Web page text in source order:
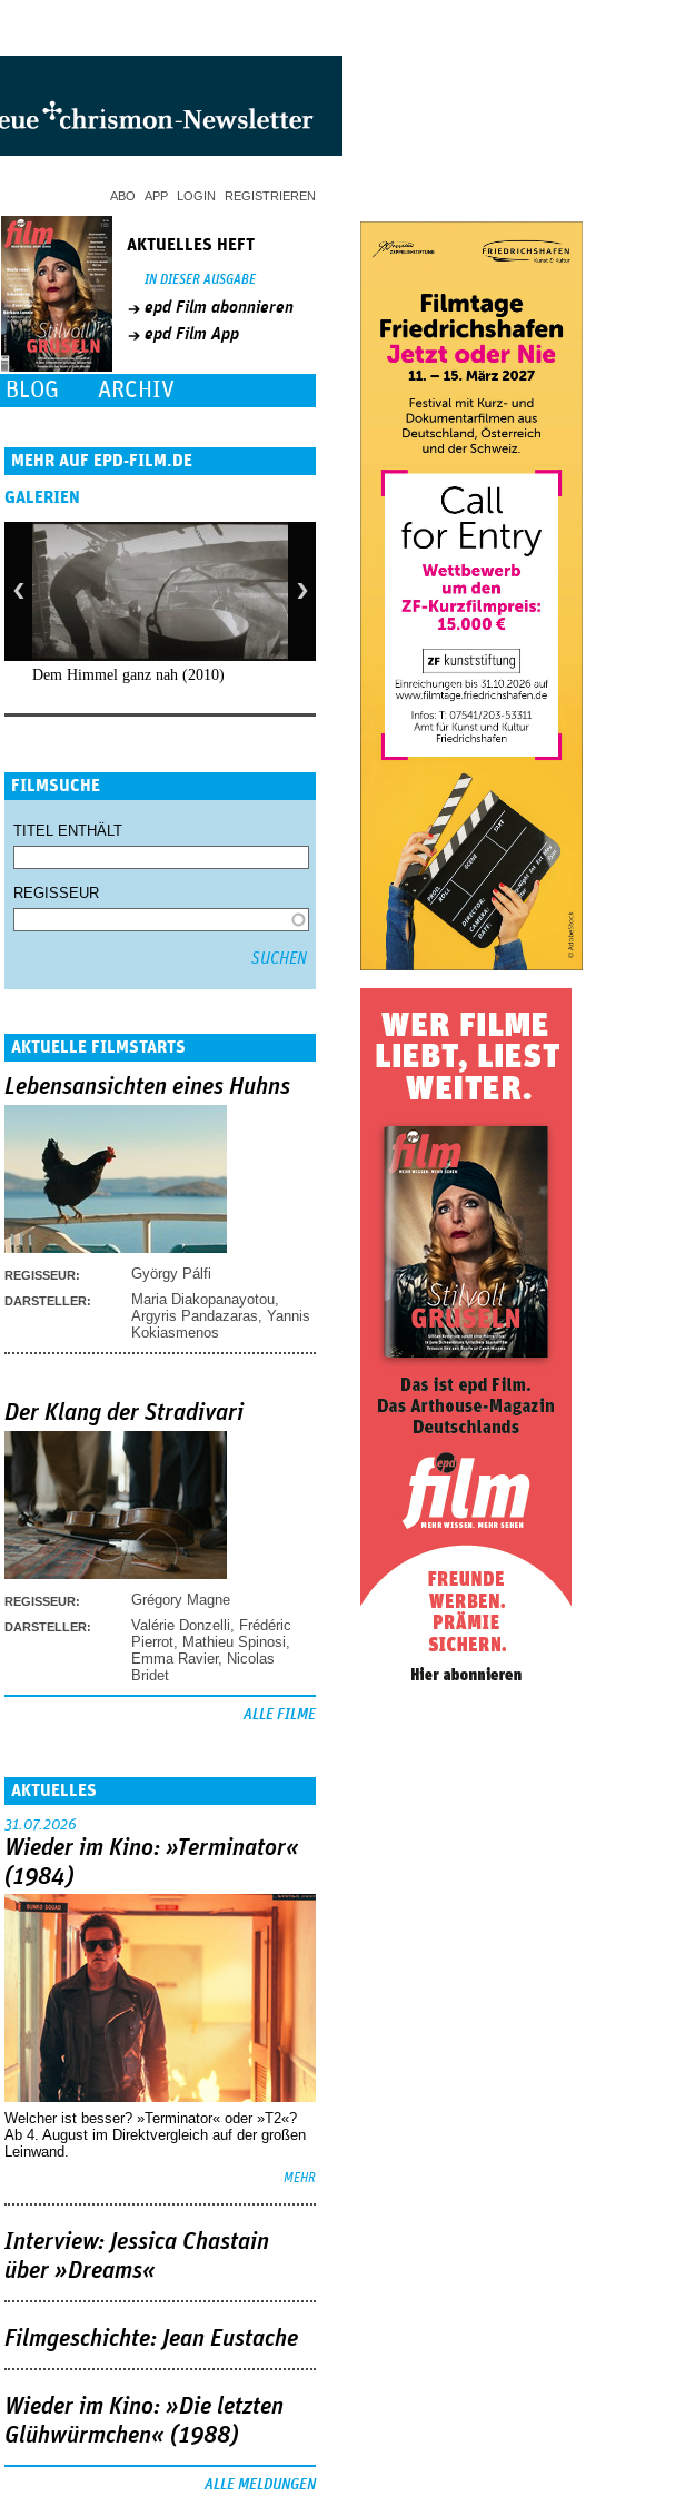
ABO APP LOGIN REGISTRIEREN
AKTUELLES HEFT
IN DIESER AUSGABE
epd Film abonnieren
epd Film App
BLOG ARCHIV
MEHR AUF EPD-FILM.DE
GALERIEN
Dem Himmel ganz nah (2010)
FILMSUCHE
TITEL ENTHÄLT
REGISSEUR
AKTUELLE FILMSTARTS
Lebensansichten eines Huhns
REGISSEUR: György Pálfi
DARSTELLER: Maria Diakopanayotou
Argyris Pandazaras Yannis
Kokiasmenos
Der Klang der Stradivari
REGISSEUR: Grégory Magne
DARSTELLER: Valérie Donzelli
Frédéric
Pierrot Mathieu Spinosi
Emma Ravier, Nicolas
Bridet
ALLE FILME
AKTUELLES
31.07.2026
Wieder im Kino: »Terminator«
(1984)
Welcher ist besser? »Terminator« oder »T2«?
Ab 4. August im Direktvergleich auf der großen
Leinwand.
MEHR
Interview: Jessica Chastain
über »Dreams«
Filmgeschichte: Jean Eustache
Wieder im Kino: »Die letzten
Glühwürmchen« (1988)
ALLE MELDUNGEN